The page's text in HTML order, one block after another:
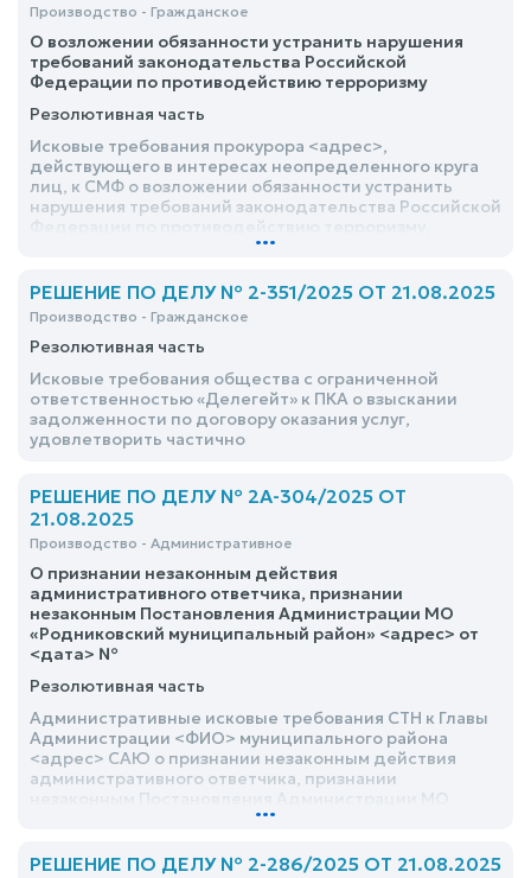
Производство - Гражданское
О возложении обязанности устранить нарушения
требований законодательства Российской
Федерации по противодействию терроризму
Резолютивная часть
Исковые требования прокурора <адрес>,
действующего в интересах неопределенного круга
лиц, к СМФ о возложении обязанности устранить
нарушения требований законодательства Российской
Федерации по противодействию терроризму,
...
РЕШЕНИЕ ПО ДЕЛУ № 2-351/2025 ОТ 21.08.2025
Производство - Гражданское
Резолютивная часть
Исковые требования общества с ограниченной
ответственностью «Делегейт» к ПКА о взыскании
задолженности по договору оказания услуг,
удовлетворить частично
РЕШЕНИЕ ПО ДЕЛУ № 2А-304/2025 ОТ
21.08.2025
Производство - Административное
О признании незаконным действия
административного ответчика, признании
незаконным Постановления Администрации МО
«Родниковский муниципальный район» <адрес> от
<дата> №
Резолютивная часть
Административные исковые требования СТН к Главы
Администрации <ФИО> муниципального района
<адрес> САЮ о признании незаконным действия
административного ответчика, признании
«Родниковский муниципальный район» <адрес> от
...
РЕШЕНИЕ ПО ДЕЛУ № 2-286/2025 ОТ 21.08.2025